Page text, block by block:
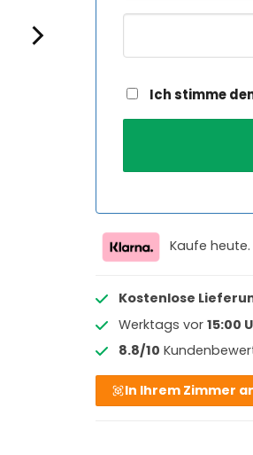
Ich stimme
Kaufe heute.
Kostenlose
Werktags vor 15:00
8.8/10
In Ihrem Zimmer